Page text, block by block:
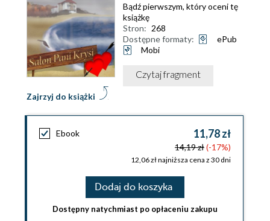
Zajrzyj do książki
Bądź pierwszym, który oceni tę
książkę
Stron: 268
Dostępne formaty:
ePub
Mobi
Czytaj fragment
Ebook 11,78 zł
14,19 zł(-17%)
12,06 zł najniższa cena z 30 dni
Dodaj do koszyka
Dostępny natychmiast po opłaceniu zakupu